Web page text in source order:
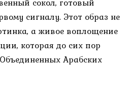
сигналу. Этот образ не
а живое воплощение
которая до сих пор
Арабских